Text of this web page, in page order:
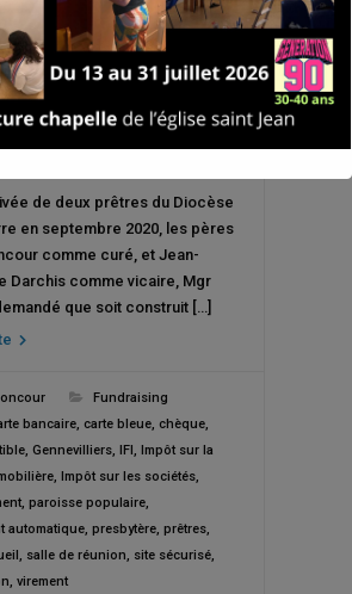
de deux prêtres du Diocèse
en septembre 2020, les pères
comme curé, et Jean-
Darchis comme vicaire, Mgr
que soit construit […]
Fundraising
bancaire, carte bleue, chèque,
, Gennevilliers, IFI Impôt sur la
, Impôt sur les sociétés,
, paroisse populaire,
automatique, presbytère, prêtres,
salle de réunion site sécurisé,
virement